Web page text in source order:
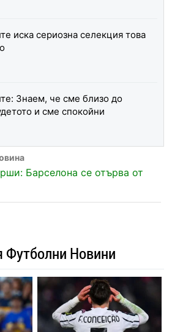
иска сериозна селекция това
Знаем, че сме близо до
и сме спокойни
Барселона се отърва от
Новини